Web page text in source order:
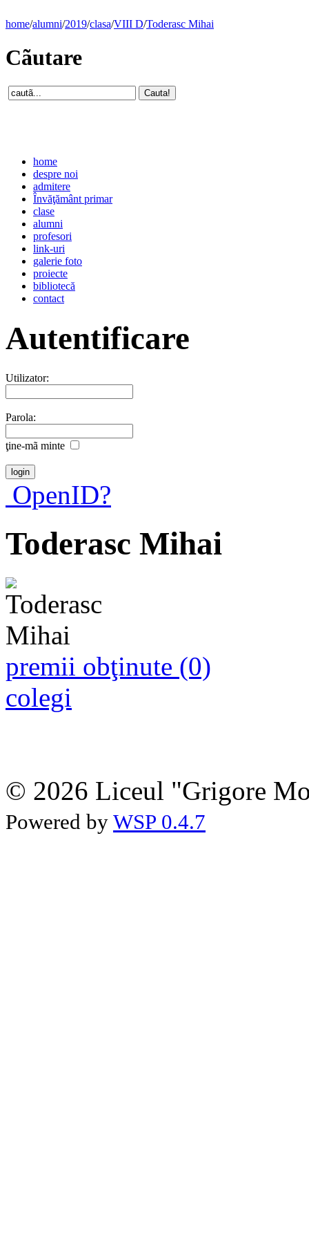
home/alumni/2019/clasa/VIII D/Toderasc Mihai
Cãutare
home
despre noi
admitere
Învăţământ primar
clase
alumni
profesori
link-uri
galerie foto
proiecte
bibliotecă
contact
Autentificare
Utilizator:
Parola:
ţine-mã minte
OpenID?
Toderasc Mihai
premii obţinute (0)
colegi
© 2026 Liceul "Grigore
Powered by WSP 0.4.7